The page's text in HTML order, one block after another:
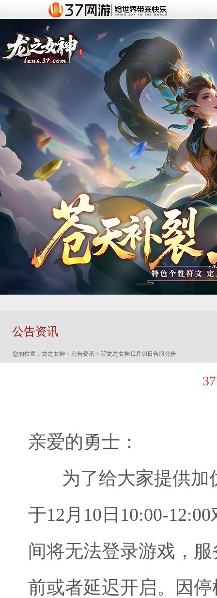
公告资讯
您的位置： 龙之女神 > 公告资讯 > 37龙之女神12月10日合服公告
亲爱的勇士：
为了给大家提供加
于12月10日10:00-
间将无法登录游戏，
前或者延迟开启。因